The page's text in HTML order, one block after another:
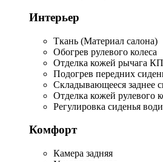
Интерьер
Ткань (Материал салона)
Обогрев рулевого колеса
Отделка кожей рычага
Подогрев передних
Складывающееся заднее
Отделка кожей рулевого
Регулировка сиденья
Комфорт
Камера задняя